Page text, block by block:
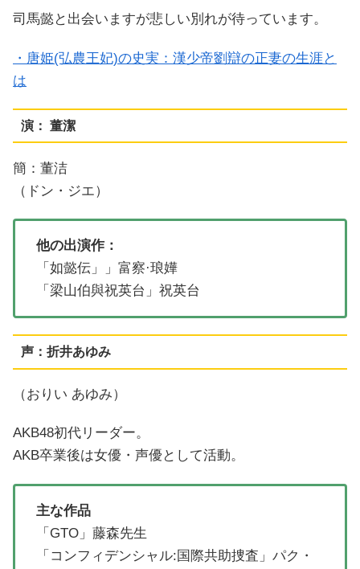
司馬懿と出会いますが悲しい別れが待っています。
・唐姫(弘農王妃)の史実：漢少帝劉辯の正妻の生涯と
は
演： 董潔
簡：董洁
（ドン・ジエ）
他の出演作：
「如懿伝」」富察·琅嬅
「梁山伯與祝英台」祝英台
声：折井あゆみ
（おりい あゆみ）
AKB48初代リーダー。
AKB卒業後は女優・声優として活動。
主な作品
「GTO」藤森先生
「コンフィデンシャル:国際共助捜査」パク・